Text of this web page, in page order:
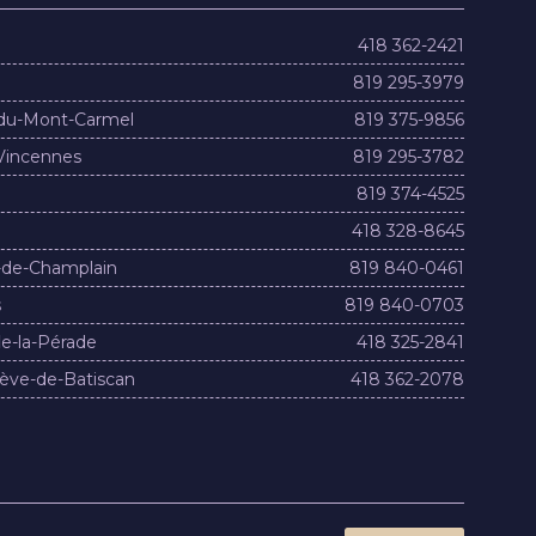
418 362-2421
819 295-3979
Mont-Carmel
819 375-9856
819 295-3782
819 374-4525
418 328-8645
Champlain
819 840-0461
819 840-0703
la-Pérade
418 325-2841
de-Batiscan
418 362-2078